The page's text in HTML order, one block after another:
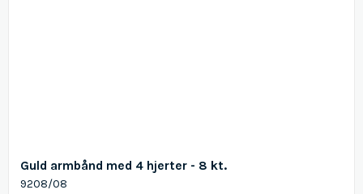
Guld armbånd med 4 hjerter - 8 kt.
9208/08